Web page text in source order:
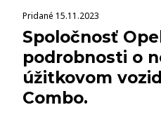
Pridané 15.11.2023
Spoločnosť
podrobnosti o
úžitkovom
Combo.